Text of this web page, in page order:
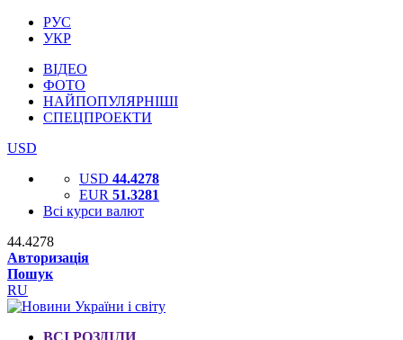
РУС
УКР
ВІДЕО
ФОТО
НАЙПОПУЛЯРНІШІ
СПЕЦПРОЕКТИ
USD
USD 44.4278
EUR 51.3281
Всі курси валют
44.4278
Авторизація
Пошук
RU
ВСІ РОЗДІЛИ